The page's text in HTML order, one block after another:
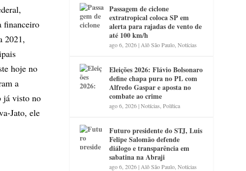
financeiro
2021,
hoje no
a
já visto no
Jato, ele
Passagem de ciclone
extratropical coloca SP em
alerta para rajadas de vento de
até 100 km/h
ago 6, 2026| Alô São Paulo ,Notícias
Eleições 2026: Flávio Bolsonaro
define chapa pura no PL com
Alfredo Gaspar e aposta no
combate ao crime
ago 6, 2026|Notícias ,Política
Futuro presidente do STJ, Luis
Felipe Salomão defende
diálogo e transparência em
sabatina na Abraji
ago 6, 2026| Alô São Paulo ,Notícias